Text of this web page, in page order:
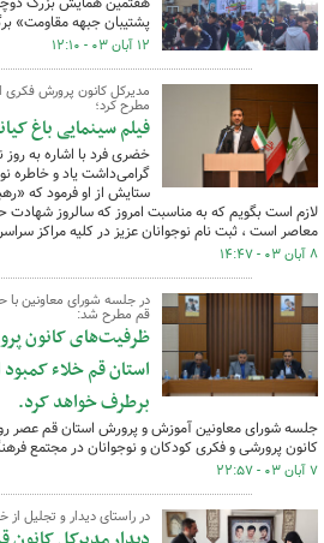
پشتیبان جبهه مقاومت»
۱۲ آبان ۰۳ - ۱۲:۱۰
مطرح کرد؛
فیلم سینمایی باغ
خضری فرد با اشاره به
گرامی‌داشت یاد و خاطره
ستایش از او فرمود که
لازم است بگویم که به مناسبت امروز که سالروز شهادت
معاصر است ، ثبت نام نوجوانان عزیز در کلیه مراکز
۸ آبان ۰۳ - ۱۴:۴۷
در جلسه شورای معاونین
قم مطرح شد:
ظرفیت‌های کانون
استان قم خلاء
برطرف خواهد کرد.
کانون پرورشی و فکری کودکان و نوجوانان در مجتمع
۷ آبان ۰۳ - ۲۲:۵۷
در راستای دیدار و تجلیل از